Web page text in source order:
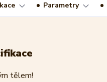
Parametry
tělem!